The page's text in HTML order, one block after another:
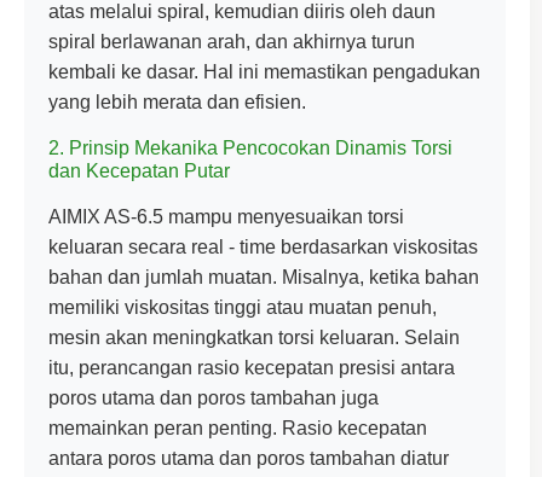
atas melalui spiral, kemudian diiris oleh daun
spiral berlawanan arah, dan akhirnya turun
kembali ke dasar. Hal ini memastikan pengadukan
yang lebih merata dan efisien.
2. Prinsip Mekanika Pencocokan Dinamis Torsi
dan Kecepatan Putar
AIMIX AS-6.5 mampu menyesuaikan torsi
keluaran secara real - time berdasarkan viskositas
bahan dan jumlah muatan. Misalnya, ketika bahan
memiliki viskositas tinggi atau muatan penuh,
mesin akan meningkatkan torsi keluaran. Selain
itu, perancangan rasio kecepatan presisi antara
poros utama dan poros tambahan juga
memainkan peran penting. Rasio kecepatan
antara poros utama dan poros tambahan diatur